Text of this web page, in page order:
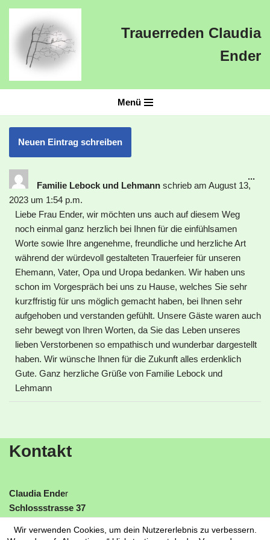
Zum
Inhalt
springen
Trauerreden Claudia
Ender
Menü
Familie Lebock und Lehmann schrieb am August 13,
2023 um 1:54 p.m.
Liebe Frau Ender, wir möchten uns auch auf diesem Weg
noch einmal ganz herzlich bei Ihnen für die einfühlsamen
Worte sowie Ihre angenehme, freundliche und herzliche Art
während der würdevoll gestalteten Trauerfeier für unseren
Ehemann, Vater, Opa und Uropa bedanken. Wir haben uns
schon im Vorgespräch bei uns zu Hause, welches Sie sehr
kurzffristig für uns möglich gemacht haben, bei Ihnen sehr
aufgehoben und verstanden gefühlt. Unsere Gäste waren auch
sehr bewegt von Ihren Worten, da Sie das Leben unseres
lieben Verstorbenen so empathisch und wunderbar dargestellt
haben. Wir wünsche Ihnen für die Zukunft alles erdenklich
Gute. Ganz herzliche Grüße von Familie Lebock und
Lehmann
...
Kontakt
Claudia Ender
Schlossstrasse 37
Tel:
0151 22786977
Wir verwenden Cookies, um dein Nutzererlebnis zu verbessern.